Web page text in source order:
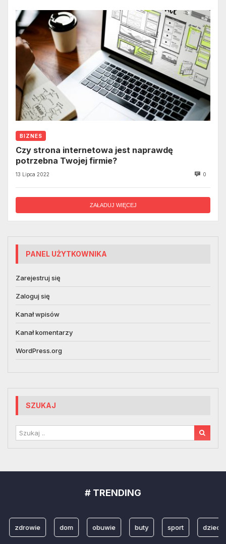
BIZNES
Czy strona internetowa jest naprawdę
potrzebna Twojej firmie?
13 Lipca 2022 0
ZAŁADUJ WIĘCEJ
PANEL UŻYTKOWNIKA
Zarejestruj się
Zaloguj się
Kanał wpisów
Kanał komentarzy
WordPress.org
SZUKAJ
# TRENDING
zdrowie dom obuwie buty sport dzieci